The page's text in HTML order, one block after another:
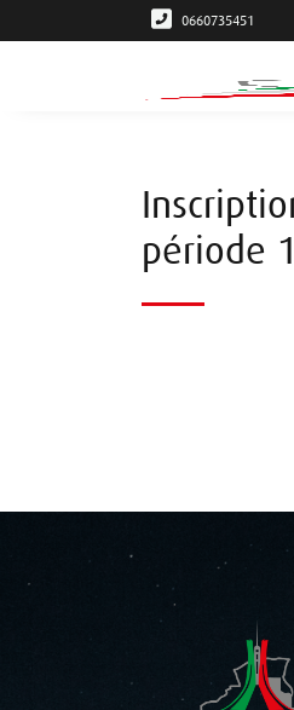
0660735451
période 1